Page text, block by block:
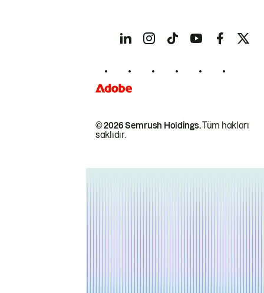
© 2026 Semrush Holdings.Tüm hakları
saklıdır.